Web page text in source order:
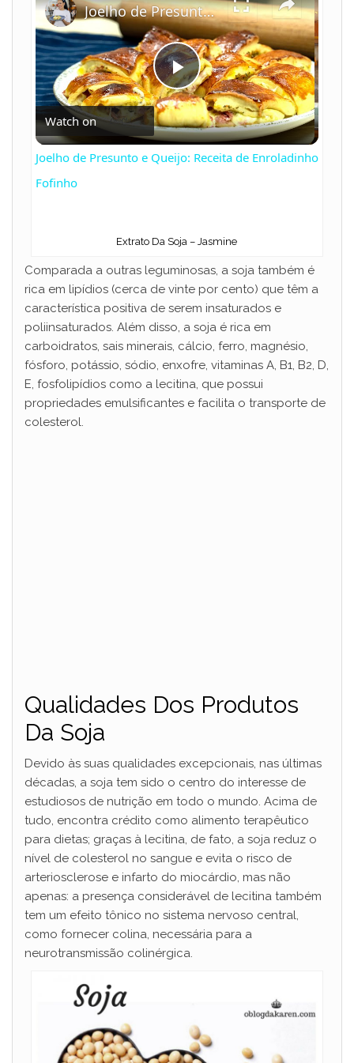
P
l
y
V
i
d
Joelho de Presunto e Queijo: Receita de Enroladinho Fofinho
Watch on
Joelho de Presunto e Queijo: Receita de Enroladinho
Fofinho
Extrato Da Soja – Jasmine
Comparada a outras leguminosas, a soja também é
rica em lipídios (cerca de vinte por cento) que têm a
característica positiva de serem insaturados e
poliinsaturados. Além disso, a soja é rica em
carboidratos, sais minerais, cálcio, ferro, magnésio,
fósforo, potássio, sódio, enxofre, vitaminas A, B1, B2, D,
E, fosfolipídios como a lecitina, que possui
propriedades emulsificantes e facilita o transporte de
colesterol.
Qualidades Dos Produtos
Da Soja
Devido às suas qualidades excepcionais, nas últimas
décadas, a soja tem sido o centro do interesse de
estudiosos de nutrição em todo o mundo. Acima de
tudo, encontra crédito como alimento terapêutico
para dietas; graças à lecitina, de fato, a soja reduz o
nível de colesterol no sangue e evita o risco de
arteriosclerose e infarto do miocárdio, mas não
apenas: a presença considerável de lecitina também
tem um efeito tônico no sistema nervoso central,
como fornecer colina, necessária para a
neurotransmissão colinérgica.